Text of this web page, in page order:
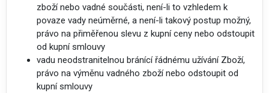
zboží nebo vadné součásti, není-li to vzhledem k
povaze vady neúměrné, a není-li takový postup možný,
právo na přiměřenou slevu z kupní ceny nebo odstoupit
od kupní smlouvy
vadu neodstranitelnou bránící řádnému užívání Zboží,
právo na výměnu vadného zboží nebo odstoupit od
kupní smlouvy